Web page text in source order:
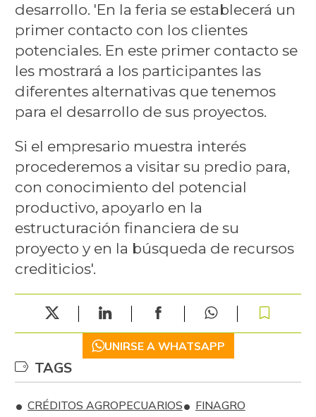
desarrollo. 'En la feria se establecerá un
primer contacto con los clientes
potenciales. En este primer contacto se
les mostrará a los participantes las
diferentes alternativas que tenemos
para el desarrollo de sus proyectos.
Si el empresario muestra interés
procederemos a visitar su predio para,
con conocimiento del potencial
productivo, apoyarlo en la
estructuración financiera de su
proyecto y en la búsqueda de recursos
crediticios'.
UNIRSE A WHATSAPP
TAGS
CRÉDITOS AGROPECUARIOS
FINAGRO